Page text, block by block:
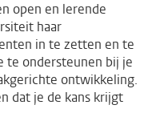
open en lerende
haar
in te zetten en te
te ondersteunen bij je
ontwikkeling.
dat je de kans krijgt